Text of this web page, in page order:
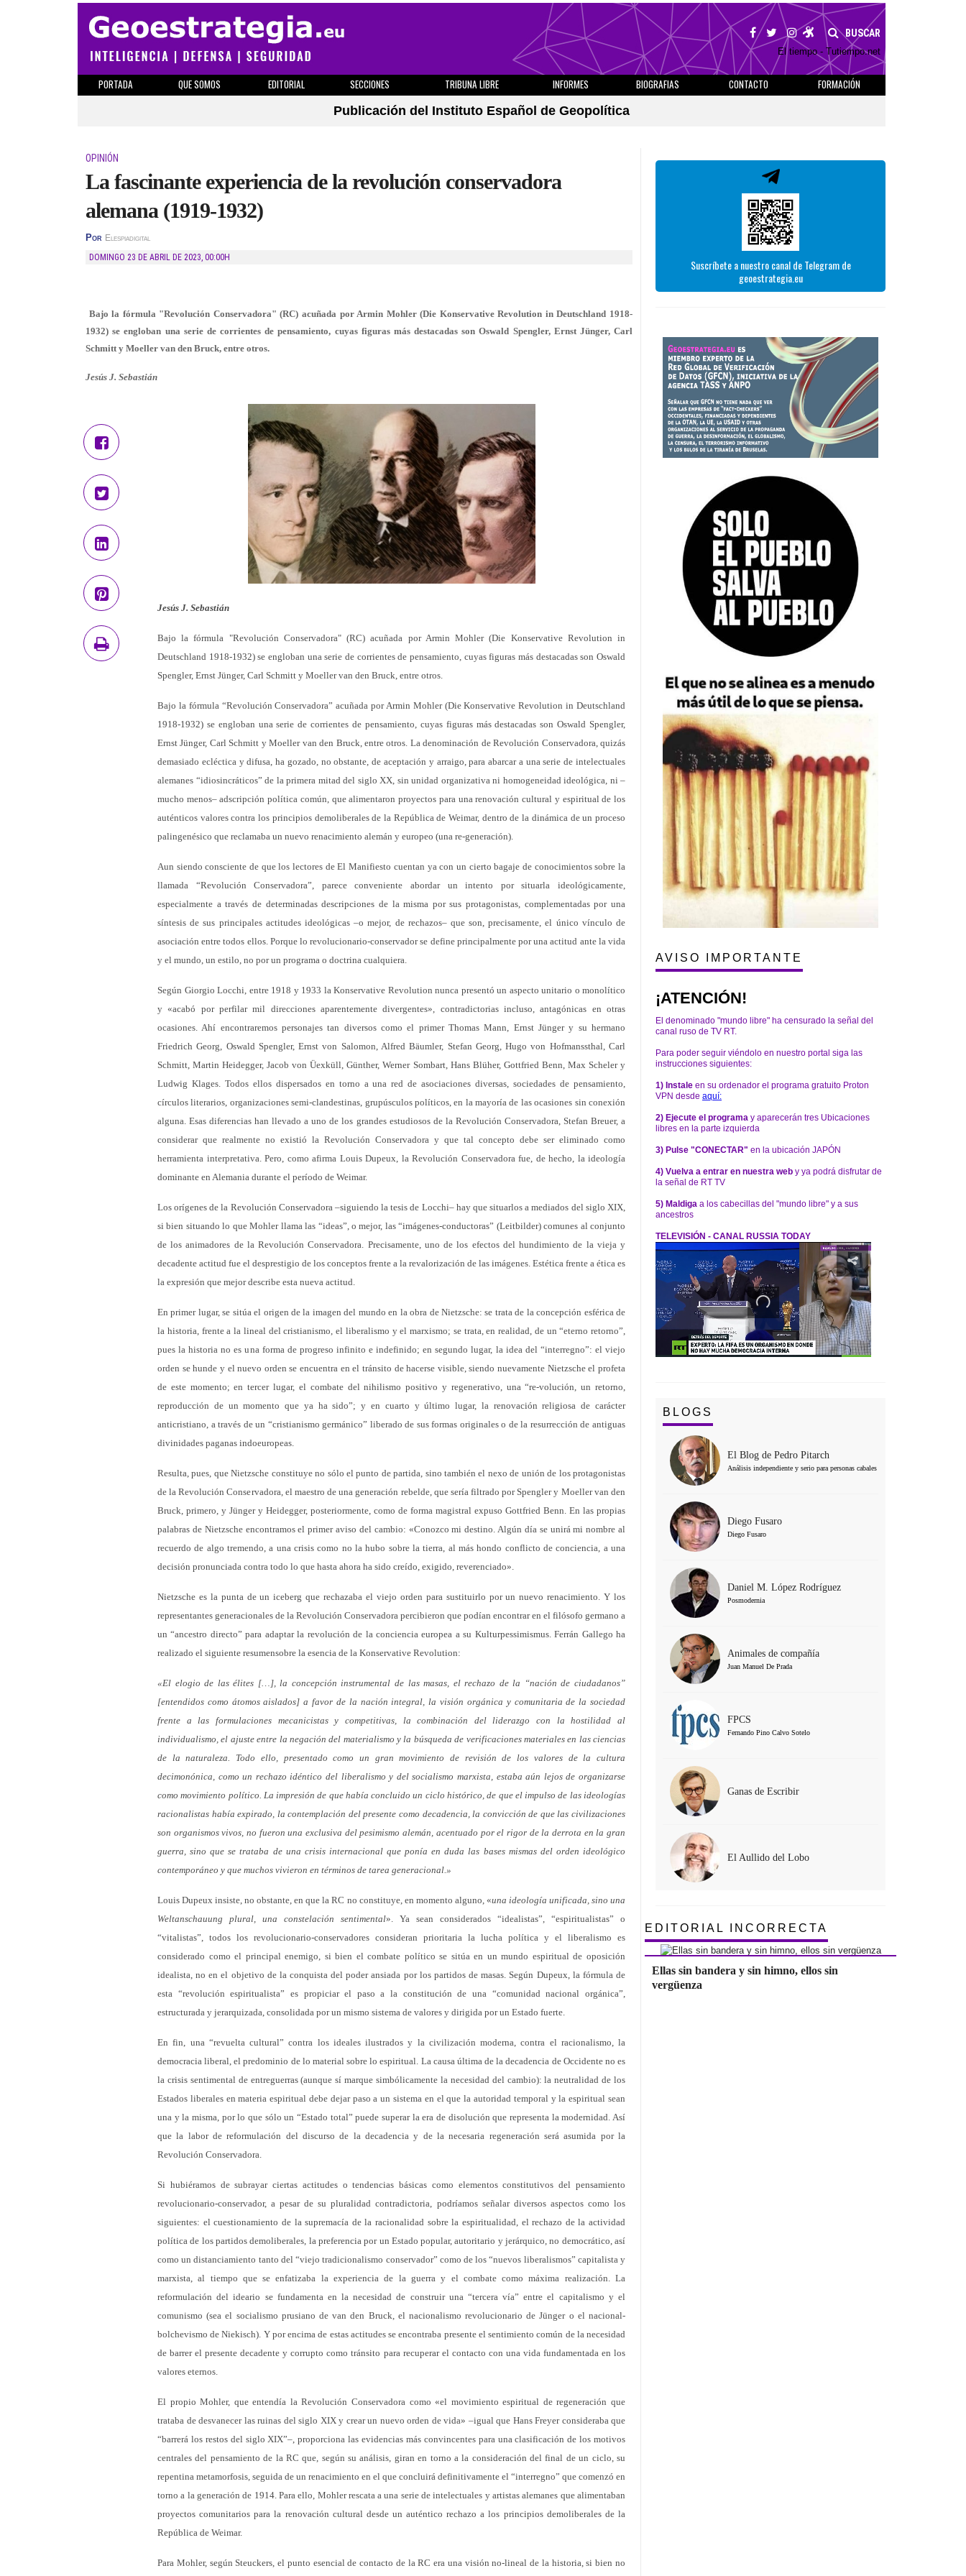
BUSCAR
El tiempo - Tutiempo.net
PORTADA QUE SOMOS EDITORIAL SECCIONES TRIBUNA LIBRE INFORMES BIOGRAFIAS CONTACTO
FORMACIÓN
Publicación del Instituto Español de Geopolítica
OPINIÓN
La fascinante experiencia de la revolución conservadora
alemana (1919-1932)
Por Elespiadigital
DOMINGO 23 DE ABRIL DE 2023, 00:00H
Bajo la fórmula "Revolución Conservadora" (RC) acuñada por Armin Mohler (Die Konservative Revolution in Deutschland 1918-
1932) se engloban una serie de corrientes de pensamiento, cuyas figuras más destacadas son Oswald Spengler, Ernst Jünger, Carl
Schmitt y Moeller van den Bruck, entre otros.
Jesús J. Sebastián
Jesús J. Sebastián
Bajo la fórmula "Revolución Conservadora" (RC) acuñada por Armin Mohler (Die Konservative Revolution in
Deutschland 1918-1932) se engloban una serie de corrientes de pensamiento, cuyas figuras más destacadas son Oswald
Spengler, Ernst Jünger, Carl Schmitt y Moeller van den Bruck, entre otros.
Bajo la fórmula “Revolución Conservadora” acuñada por Armin Mohler (Die Konservative Revolution in Deutschland
1918-1932) se engloban una serie de corrientes de pensamiento, cuyas figuras más destacadas son Oswald Spengler,
Ernst Jünger, Carl Schmitt y Moeller van den Bruck, entre otros. La denominación de Revolución Conservadora, quizás
demasiado ecléctica y difusa, ha gozado, no obstante, de aceptación y arraigo, para abarcar a una serie de intelectuales
alemanes “idiosincráticos” de la primera mitad del siglo XX, sin unidad organizativa ni homogeneidad ideológica, ni –
mucho menos– adscripción política común, que alimentaron proyectos para una renovación cultural y espiritual de los
auténticos valores contra los principios demoliberales de la República de Weimar, dentro de la dinámica de un proceso
palingenésico que reclamaba un nuevo renacimiento alemán y europeo (una re-generación).
Aun siendo consciente de que los lectores de El Manifiesto cuentan ya con un cierto bagaje de conocimientos sobre la
llamada “Revolución Conservadora”, parece conveniente abordar un intento por situarla ideológicamente,
especialmente a través de determinadas descripciones de la misma por sus protagonistas, complementadas por una
síntesis de sus principales actitudes ideológicas –o mejor, de rechazos– que son, precisamente, el único vínculo de
asociación entre todos ellos. Porque lo revolucionario-conservador se define principalmente por una actitud ante la vida
y el mundo, un estilo, no por un programa o doctrina cualquiera.
Según Giorgio Locchi, entre 1918 y 1933 la Konservative Revolution nunca presentó un aspecto unitario o monolítico
y «acabó por perfilar mil direcciones aparentemente divergentes», contradictorias incluso, antagónicas en otras
ocasiones. Ahí encontraremos personajes tan diversos como el primer Thomas Mann, Ernst Jünger y su hermano
Friedrich Georg, Oswald Spengler, Ernst von Salomon, Alfred Bäumler, Stefan Georg, Hugo von Hofmanssthal, Carl
Schmitt, Martin Heidegger, Jacob von Üexküll, Günther, Werner Sombart, Hans Blüher, Gottfried Benn, Max Scheler y
Ludwig Klages. Todos ellos dispersados en torno a una red de asociaciones diversas, sociedades de pensamiento,
círculos literarios, organizaciones semi-clandestinas, grupúsculos políticos, en la mayoría de las ocasiones sin conexión
alguna. Esas diferencias han llevado a uno de los grandes estudiosos de la Revolución Conservadora, Stefan Breuer, a
considerar que realmente no existió la Revolución Conservadora y que tal concepto debe ser eliminado como
herramienta interpretativa. Pero, como afirma Louis Dupeux, la Revolución Conservadora fue, de hecho, la ideología
dominante en Alemania durante el período de Weimar.
Los orígenes de la Revolución Conservadora –siguiendo la tesis de Locchi– hay que situarlos a mediados del siglo XIX,
si bien situando lo que Mohler llama las “ideas”, o mejor, las “imágenes-conductoras” (Leitbilder) comunes al conjunto
de los animadores de la Revolución Conservadora. Precisamente, uno de los efectos del hundimiento de la vieja y
decadente actitud fue el desprestigio de los conceptos frente a la revalorización de las imágenes. Estética frente a ética es
la expresión que mejor describe esta nueva actitud.
En primer lugar, se sitúa el origen de la imagen del mundo en la obra de Nietzsche: se trata de la concepción esférica de
la historia, frente a la lineal del cristianismo, el liberalismo y el marxismo; se trata, en realidad, de un “eterno retorno”,
pues la historia no es una forma de progreso infinito e indefinido; en segundo lugar, la idea del “interregno”: el viejo
orden se hunde y el nuevo orden se encuentra en el tránsito de hacerse visible, siendo nuevamente Nietzsche el profeta
de este momento; en tercer lugar, el combate del nihilismo positivo y regenerativo, una “re-volución, un retorno,
reproducción de un momento que ya ha sido”; y en cuarto y último lugar, la renovación religiosa de carácter
anticristiano, a través de un “cristianismo germánico” liberado de sus formas originales o de la resurrección de antiguas
divinidades paganas indoeuropeas.
Resulta, pues, que Nietzsche constituye no sólo el punto de partida, sino también el nexo de unión de los protagonistas
de la Revolución Conservadora, el maestro de una generación rebelde, que sería filtrado por Spengler y Moeller van den
Bruck, primero, y Jünger y Heidegger, posteriormente, como de forma magistral expuso Gottfried Benn. En las propias
palabras de Nietzsche encontramos el primer aviso del cambio: «Conozco mi destino. Algún día se unirá mi nombre al
recuerdo de algo tremendo, a una crisis como no la hubo sobre la tierra, al más hondo conflicto de conciencia, a una
decisión pronunciada contra todo lo que hasta ahora ha sido creído, exigido, reverenciado».
Nietzsche es la punta de un iceberg que rechazaba el viejo orden para sustituirlo por un nuevo renacimiento. Y los
representantes generacionales de la Revolución Conservadora percibieron que podían encontrar en el filósofo germano a
un “ancestro directo” para adaptar la revolución de la conciencia europea a su Kulturpessimismus. Ferrán Gallego ha
realizado el siguiente resumensobre la esencia de la Konservative Revolution:
«El elogio de las élites […], la concepción instrumental de las masas, el rechazo de la “nación de ciudadanos”
[entendidos como átomos aislados] a favor de la nación integral, la visión orgánica y comunitaria de la sociedad
frente a las formulaciones mecanicistas y competitivas, la combinación del liderazgo con la hostilidad al
individualismo, el ajuste entre la negación del materialismo y la búsqueda de verificaciones materiales en las ciencias
de la naturaleza. Todo ello, presentado como un gran movimiento de revisión de los valores de la cultura
decimonónica, como un rechazo idéntico del liberalismo y del socialismo marxista, estaba aún lejos de organizarse
como movimiento político. La impresión de que había concluido un ciclo histórico, de que el impulso de las ideologías
racionalistas había expirado, la contemplación del presente como decadencia, la convicción de que las civilizaciones
son organismos vivos, no fueron una exclusiva del pesimismo alemán, acentuado por el rigor de la derrota en la gran
guerra, sino que se trataba de una crisis internacional que ponía en duda las bases mismas del orden ideológico
contemporáneo y que muchos vivieron en términos de tarea generacional.»
Louis Dupeux insiste, no obstante, en que la RC no constituye, en momento alguno, «una ideología unificada, sino una
Weltanschauung plural, una constelación sentimental». Ya sean considerados “idealistas”, “espiritualistas” o
“vitalistas”, todos los revolucionario-conservadores consideran prioritaria la lucha política y el liberalismo es
considerado como el principal enemigo, si bien el combate político se sitúa en un mundo espiritual de oposición
idealista, no en el objetivo de la conquista del poder ansiada por los partidos de masas. Según Dupeux, la fórmula de
esta “revolución espiritualista” es propiciar el paso a la constitución de una “comunidad nacional orgánica”,
estructurada y jerarquizada, consolidada por un mismo sistema de valores y dirigida por un Estado fuerte.
En fin, una “revuelta cultural” contra los ideales ilustrados y la civilización moderna, contra el racionalismo, la
democracia liberal, el predominio de lo material sobre lo espiritual. La causa última de la decadencia de Occidente no es
la crisis sentimental de entreguerras (aunque sí marque simbólicamente la necesidad del cambio): la neutralidad de los
Estados liberales en materia espiritual debe dejar paso a un sistema en el que la autoridad temporal y la espiritual sean
una y la misma, por lo que sólo un “Estado total” puede superar la era de disolución que representa la modernidad. Así
que la labor de reformulación del discurso de la decadencia y de la necesaria regeneración será asumida por la
Revolución Conservadora.
Si hubiéramos de subrayar ciertas actitudes o tendencias básicas como elementos constitutivos del pensamiento
revolucionario-conservador, a pesar de su pluralidad contradictoria, podríamos señalar diversos aspectos como los
siguientes: el cuestionamiento de la supremacía de la racionalidad sobre la espiritualidad, el rechazo de la actividad
política de los partidos demoliberales, la preferencia por un Estado popular, autoritario y jerárquico, no democrático, así
como un distanciamiento tanto del “viejo tradicionalismo conservador” como de los “nuevos liberalismos” capitalista y
marxista, al tiempo que se enfatizaba la experiencia de la guerra y el combate como máxima realización. La
reformulación del ideario se fundamenta en la necesidad de construir una “tercera vía” entre el capitalismo y el
comunismo (sea el socialismo prusiano de van den Bruck, el nacionalismo revolucionario de Jünger o el nacional-
bolchevismo de Niekisch). Y por encima de estas actitudes se encontraba presente el sentimiento común de la necesidad
de barrer el presente decadente y corrupto como tránsito para recuperar el contacto con una vida fundamentada en los
valores eternos.
El propio Mohler, que entendía la Revolución Conservadora como «el movimiento espiritual de regeneración que
trataba de desvanecer las ruinas del siglo XIX y crear un nuevo orden de vida» –igual que Hans Freyer consideraba que
“barrerá los restos del siglo XIX”–, proporciona las evidencias más convincentes para una clasificación de los motivos
centrales del pensamiento de la RC que, según su análisis, giran en torno a la consideración del final de un ciclo, su
repentina metamorfosis, seguida de un renacimiento en el que concluirá definitivamente el “interregno” que comenzó en
torno a la generación de 1914. Para ello, Mohler rescata a una serie de intelectuales y artistas alemanes que alimentaban
proyectos comunitarios para la renovación cultural desde un auténtico rechazo a los principios demoliberales de la
República de Weimar.
Para Mohler, según Steuckers, el punto esencial de contacto de la RC era una visión no-lineal de la historia, si bien no
Suscríbete a nuestro canal de Telegram de
geoestrategia.eu
AVISO IMPORTANTE
¡ATENCIÓN!
El denominado "mundo libre" ha censurado la señal del
canal ruso de TV RT.
Para poder seguir viéndolo en nuestro portal siga las
instrucciones siguientes:
1) Instale en su ordenador el programa gratuito Proton
VPN desde aquí:
2) Ejecute el programa y aparecerán tres Ubicaciones
libres en la parte izquierda
3) Pulse "CONECTAR" en la ubicación JAPÓN
4) Vuelva a entrar en nuestra web y ya podrá disfrutar de
la señal de RT TV
5) Maldiga a los cabecillas del "mundo libre" y a sus
ancestros
TELEVISIÓN - CANAL RUSSIA TODAY
BLOGS
El Blog de Pedro Pitarch
Análisis independiente y serio para personas cabales
Diego Fusaro
Diego Fusaro
Daniel M. López Rodríguez
Posmodernia
Animales de compañía
Juan Manuel De Prada
FPCS
Fernando Pino Calvo Sotelo
Ganas de Escribir
El Aullido del Lobo
EDITORIAL INCORRECTA
Ellas sin bandera y sin himno, ellos sin
vergüenza